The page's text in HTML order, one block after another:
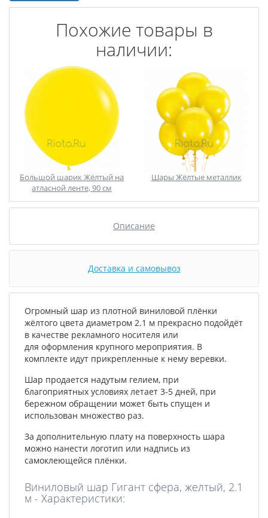
Похожие товары в
наличии:
Большой шарик Жёлтый на
атласной ленте, 90 см
Шары Жёлтые металлик
Описание
Доставка и самовывоз
Огромный шар из плотной виниловой плёнки
жёлтого цвета диаметром 2.1 м прекрасно подойдёт
в качестве рекламного носителя или
для оформления крупного мероприятия. В
комплекте идут прикрепленные к нему веревки.
Шар продается надутым гелием, при
благоприятных условиях летает 3-5 дней, при
бережном обращении может быть спущен и
использован множество раз.
За дополнительную плату на поверхность шара
можно нанести логотип или надпись из
самоклеющейся плёнки.
Виниловый шар Гигант сфера, желтый, 2.1
м - Характеристики: